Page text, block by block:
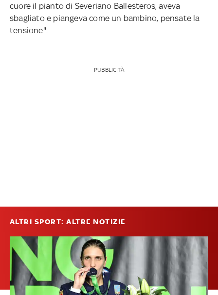
cuore il pianto di Severiano Ballesteros, aveva
sbagliato e piangeva come un bambino, pensate la
tensione".
PUBBLICITÀ
ALTRI SPORT: ALTRE NOTIZIE